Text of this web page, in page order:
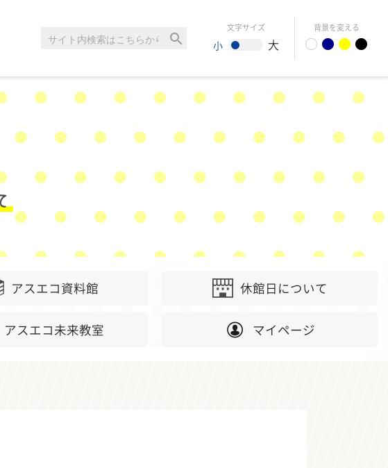
search
文字サイズ
小 大
背景を変える
アスエコ資料館 休館日について
アスエコ未来教室 マイページ